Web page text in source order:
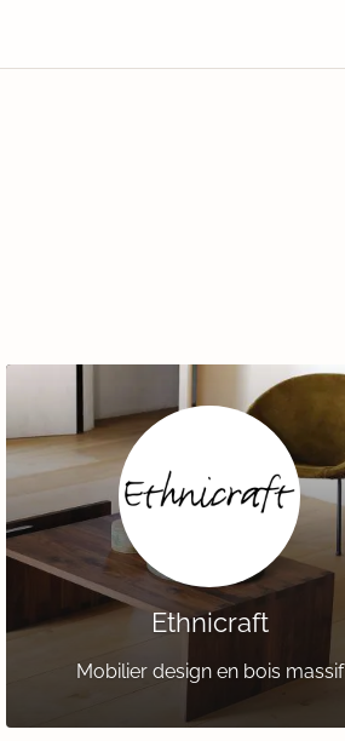
Ethnicraft
Mobilier design en bois massif